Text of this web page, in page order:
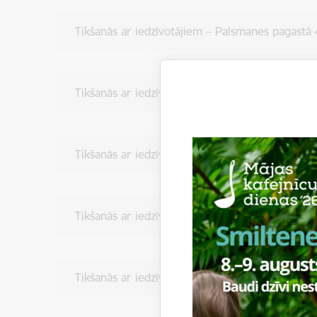
Tikšanās ar iedzīvotājiem – Palsmanes
Tikšanās ar iedzīvotājiem – Grundzāles
Tikšanās ar iedzīvotājiem – Brantu pagastā 12.
Tikšanās ar iedzīvotājiem – Variņu pagastā 13.
Tikšanās ar iedzīvotājiem – Virešu